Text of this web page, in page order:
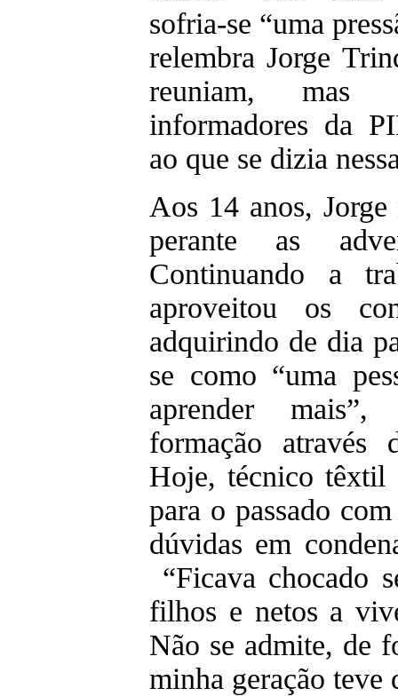
sofria-se “uma
relembra Jorge
reuniam,
informadores da
ao que se dizia
Aos 14 anos,
perante as
Continuando a
aproveitou os
adquirindo de dia
se como “uma
aprender
formação através
Hoje, técnico têxtil
para o passado
dúvidas em
“Ficava chocado
filhos e netos a
Não se admite, de
minha geração teve